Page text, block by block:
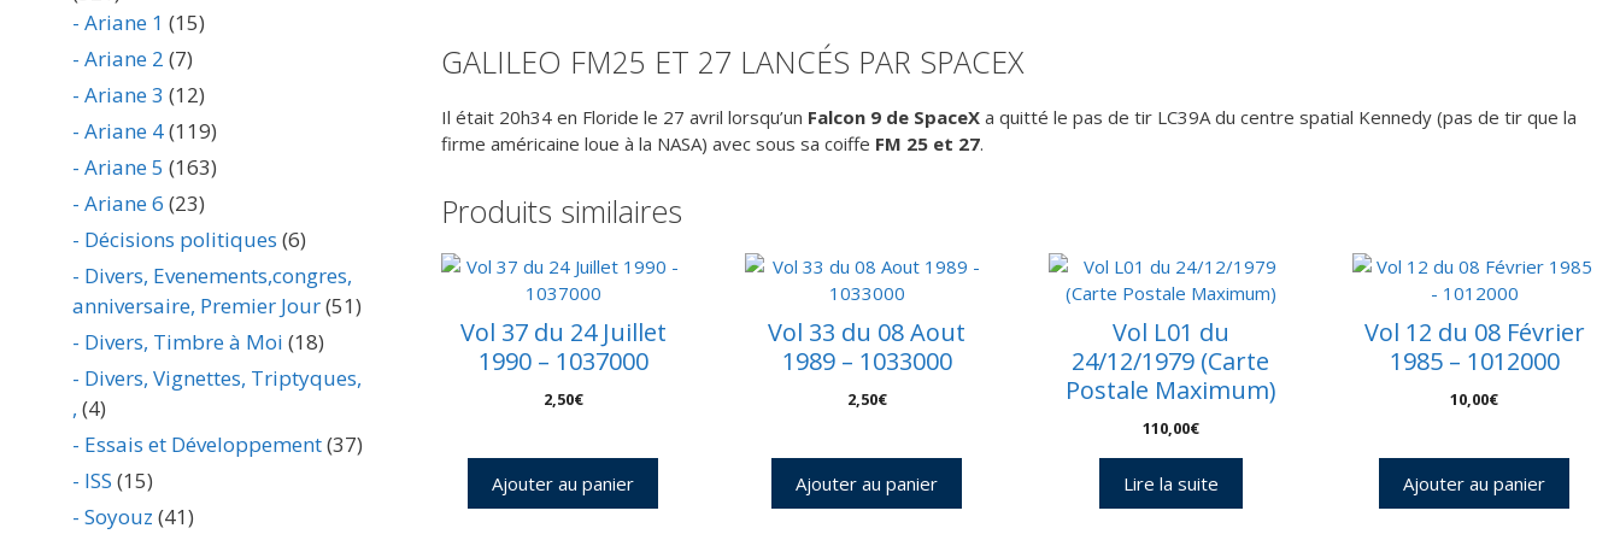
FM
GALILEO FM25 ET 27 LANCÉS PAR SPACEX
Il était 20h34 en Floride le 27 avril lorsqu’un Falcon 9 de SpaceX a quitté le pas de tir LC39A du centre spatial Kennedy (pas de tir que la
firme américaine loue à la NASA) avec sous sa coiffe FM 25 et 27.
Produits similaires
Vol 37 du 24 Juillet
1990 – 1037000
2,50€
Ajouter au panier
Vol 33 du 08 Aout
1989 – 1033000
2,50€
Ajouter au panier
Vol L01 du
24/12/1979 (Carte
Postale Maximum)
110,00€
Lire la suite
Vol 12 du 08 Février
1985 – 1012000
10,00€
Ajouter au panier
- Ariane 1 (15)
- Ariane 2 (7)
- Ariane 3 (12)
- Ariane 4(119)
- Ariane 5 (163)
- Ariane 6 (23)
- Décisions politiques (6)
- Divers, Evenements,congres,
anniversaire, Premier Jour(51)
- Divers, Timbre à Moi (18)
- Divers, Vignettes, Triptyques,
, (4)
- Essais et Développement(37)
- ISS (15)
- Soyouz (41)